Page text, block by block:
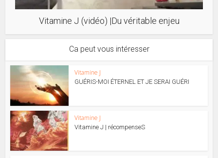
Vitamine J (vidéo) |Du véritable enjeu
Ca peut vous intéresser
Vitamine J
GUÉRIS-MOI ÉTERNEL ET JE SERAI GUÉRI
Vitamine J
Vitamine J | récompenseS